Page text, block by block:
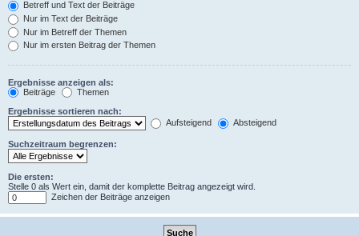
Betreff und Text der Beiträge
Nur im Text der Beiträge
Nur im Betreff der Themen
Nur im ersten Beitrag der Themen
Ergebnisse anzeigen als:
Beiträge
Themen
Ergebnisse sortieren nach:
Aufsteigend
Absteigend
Suchzeitraum begrenzen:
Die ersten:
Stelle 0 als Wert ein, damit der komplette Beitrag angezeigt wird.
Zeichen der Beiträge anzeigen